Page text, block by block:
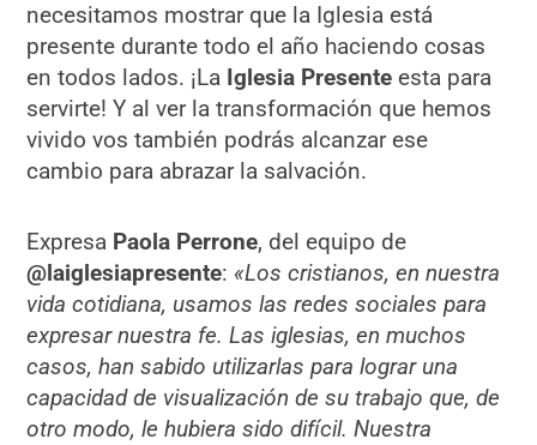
necesitamos mostrar que la Iglesia está
presente durante todo el año haciendo cosas
en todos lados. ¡La Iglesia Presente esta para
servirte! Y al ver la transformación que hemos
vivido vos también podrás alcanzar ese
cambio para abrazar la salvación.
Expresa Paola Perrone, del equipo de
@laiglesiapresente: «Los cristianos, en nuestra
vida cotidiana, usamos las redes sociales para
expresar nuestra fe. Las iglesias, en muchos
casos, han sabido utilizarlas para lograr una
capacidad de visualización de su trabajo que, de
otro modo, le hubiera sido difícil. Nuestra